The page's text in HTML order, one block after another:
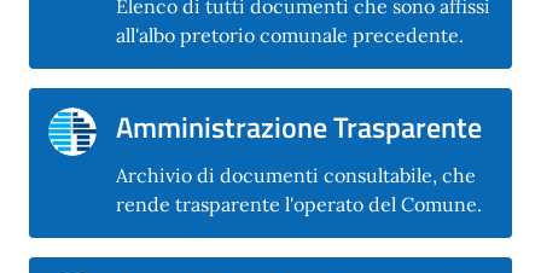
Elenco di tutti documenti che sono affissi
all'albo pretorio comunale precedente.
Amministrazione Trasparente
Archivio di documenti consultabile, che
rende trasparente l'operato del Comune.